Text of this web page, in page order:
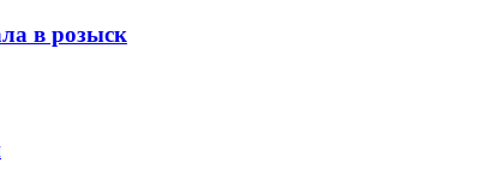
в розыск